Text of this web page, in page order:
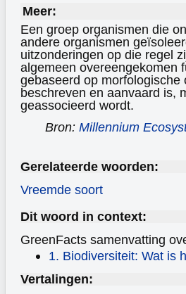
Meer:
Een groep organismen die
andere organismen
uitzonderingen op die regel
algemeen overeengekomen
gebaseerd op
beschreven en aanvaard is,
geassocieerd wordt.
Bron: Millennium
Gerelateerde woorden:
Vreemde soort
Dit woord in context:
GreenFacts samenvatting
1. Biodiversiteit: Wat is
Vertalingen: